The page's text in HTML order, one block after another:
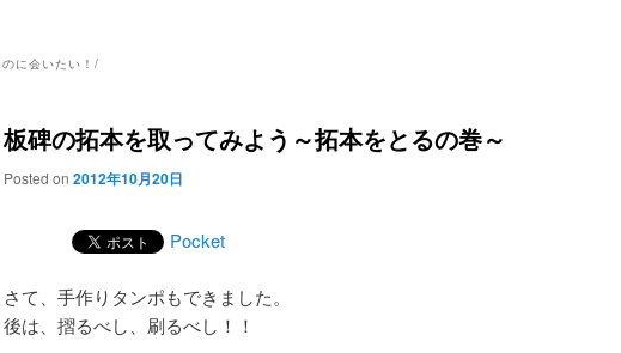
に会いたい！/
板碑の拓本を取ってみよう～拓本をとるの巻～
Posted on 2012年10月20日
Pocket
さて、手作りタンポもできました。
後は、摺るべし、刷るべし！！